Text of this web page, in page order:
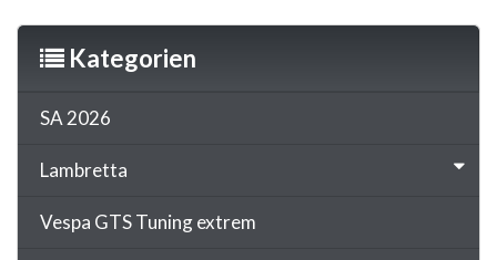
Kategorien
SA 2026
Lambretta
Vespa GTS Tuning extrem